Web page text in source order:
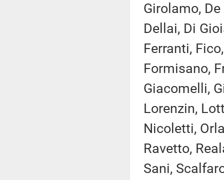
Girolamo,
Dellai, Di
Ferranti,
Formisano,
Giacomelli,
Lorenzin,
Nicoletti,
Ravetto,
Sani,